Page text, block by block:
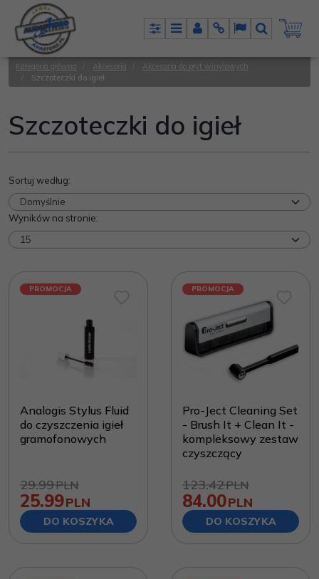
PanelMenuPanel
InfoLangSzukaj
Kategoria główna Akcesoria
Akcesoria do płyt winylowych
Szczoteczki do igieł
Szczoteczki do igieł
Sortuj według:
Wyników na stronie:
PROMOCJA
Analogis Stylus Fluid
do czyszczenia igieł
gramofonowych
29.99PLN
25.99PLN
DO KOSZYKA
PROMOCJA
Pro-Ject Cleaning Set
- Brush It + Clean It -
kompleksowy zestaw
czyszczący
123.42PLN
84.00PLN
DO KOSZYKA